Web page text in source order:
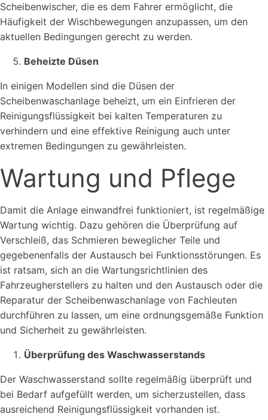
Scheibenwischer, die es dem Fahrer ermöglicht, die
Häufigkeit der Wischbewegungen anzupassen, um den
aktuellen Bedingungen gerecht zu werden.
Beheizte Düsen
In einigen Modellen sind die Düsen der
Scheibenwaschanlage beheizt, um ein Einfrieren der
Reinigungsflüssigkeit bei kalten Temperaturen zu
verhindern und eine effektive Reinigung auch unter
extremen Bedingungen zu gewährleisten.
Wartung und Pflege
Damit die Anlage einwandfrei funktioniert, ist regelmäßige
Wartung wichtig. Dazu gehören die Überprüfung auf
Verschleiß, das Schmieren beweglicher Teile und
gegebenenfalls der Austausch bei Funktionsstörungen. Es
ist ratsam, sich an die Wartungsrichtlinien des
Fahrzeugherstellers zu halten und den Austausch oder die
Reparatur der Scheibenwaschanlage von Fachleuten
durchführen zu lassen, um eine ordnungsgemäße Funktion
und Sicherheit zu gewährleisten.
Überprüfung des Waschwasserstands
Der Waschwasserstand sollte regelmäßig überprüft und
bei Bedarf aufgefüllt werden, um sicherzustellen, dass
ausreichend Reinigungsflüssigkeit vorhanden ist.